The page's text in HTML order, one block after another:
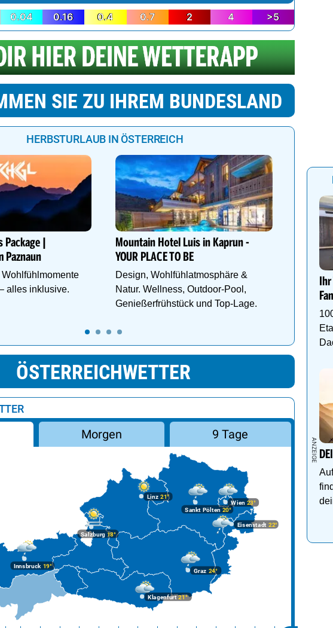
0.04 0.16 0.4 0.7 2 4 >5
SIE ZU IHREM BUNDESLAND
HERBSTURLAUB IN ÖSTERREICH
|
Paznaun
alles inklusive.
Mountain Hotel Luis in Kaprun -
YOUR PLACE TO BE
Design, Wohlfühlatmosphäre &
Natur. Wellness, Outdoor-Pool,
Genießerfrühstück und Top-Lage.
In
der
ÖSTERREICHWETTER
Morgen 9 Tage
Graz 24°
Innsbruck19°
Klagenfurt21°
Linz 21°
Salzburg18°
Wien 23°
Eisenstadt 22°
Sankt Pölten 20°